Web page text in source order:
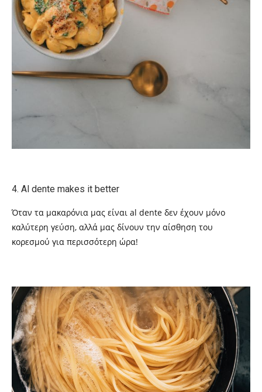
4. Al dente makes it better
Όταν τα μακαρόνια μας είναι al dente δεν έχουν μόνο
καλύτερη γεύση, αλλά μας δίνουν την αίσθηση του
κορεσμού για περισσότερη ώρα!